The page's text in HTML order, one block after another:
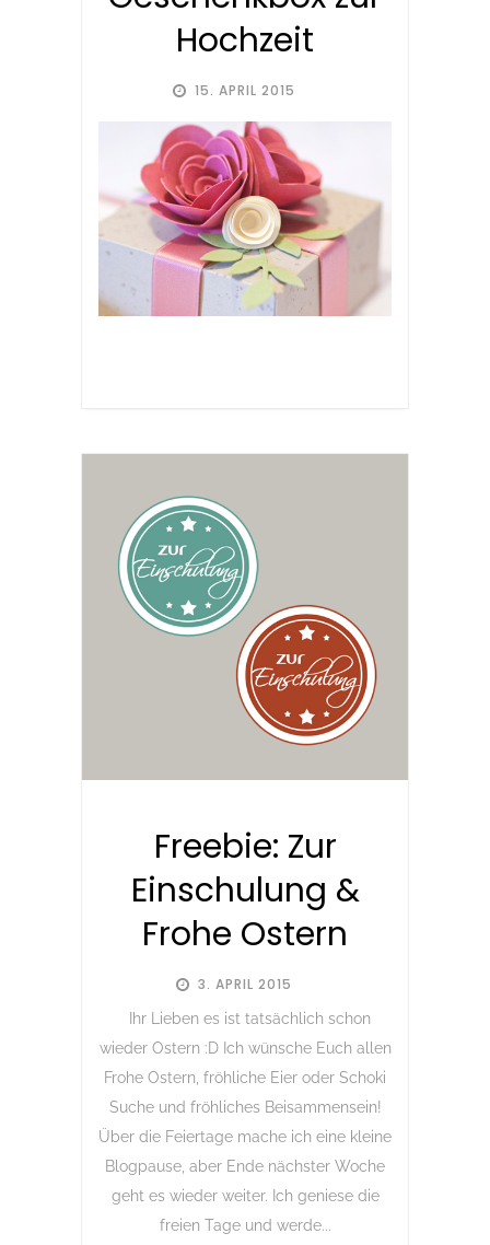
15. APRIL 2015
Hochzeit
3. APRIL 2015
Freebie: Zur
Einschulung &
Frohe Ostern
Ihr Lieben es ist tatsächlich schon
wieder Ostern :D Ich wünsche Euch allen
Frohe Ostern, fröhliche Eier oder Schoki
Suche und fröhliches Beisammensein!
Über die Feiertage mache ich eine kleine
Blogpause, aber Ende nächster Woche
geht es wieder weiter. Ich geniese die
freien Tage und werde...